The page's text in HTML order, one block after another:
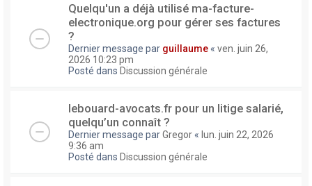
Quelqu'un a déjà utilisé ma-facture-
electronique.org pour gérer ses factures
?
Dernier message par guillaume « ven. juin 26,
2026 10:23 pm
Posté dans Discussion générale
lebouard-avocats.fr pour un litige salarié,
quelqu’un connaît ?
Dernier message parGregor « lun. juin 22, 2026
9:36 am
Posté dans Discussion générale